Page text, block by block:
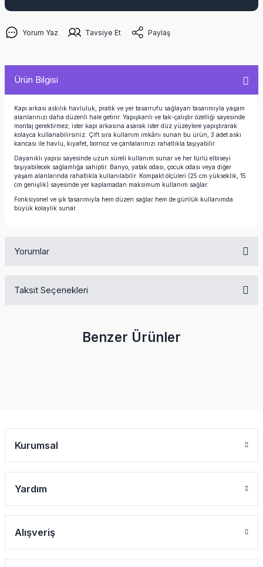
Yorum Yaz Tavsiye Et Paylaş
Ürün Bilgisi
Kapı arkası askılık havluluk, pratik ve yer tasarrufu sağlayan tasarımıyla yaşam
alanlarınızı daha düzenli hale getirir. Yapışkanlı ve tak-çalıştır özelliği sayesinde
montaj gerektirmez; ister kapı arkasına asarak ister düz yüzeylere yapıştırarak
kolayca kullanabilirsiniz. Çift sıra kullanım imkânı sunan bu ürün, 3 adet askı
kancası ile havlu, kıyafet, bornoz ve çantalarınızı rahatlıkla taşıyabilir.
Dayanıklı yapısı sayesinde uzun süreli kullanım sunar ve her türlü elbiseyi
taşıyabilecek sağlamlığa sahiptir. Banyo, yatak odası, çocuk odası veya diğer
yaşam alanlarında rahatlıkla kullanılabilir. Kompakt ölçüleri (25 cm yükseklik, 15
cm genişlik) sayesinde yer kaplamadan maksimum kullanım sağlar.
Fonksiyonel ve şık tasarımıyla hem düzen sağlar hem de günlük kullanımda
büyük kolaylık sunar.
Yorumlar
Yorum Yaz
Taksit Seçenekleri
Benzer Ürünler
Kurumsal
Yardım
Alışveriş